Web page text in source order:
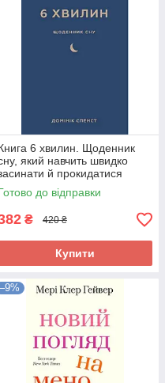
6 хвилин. Щоденник
який навчить швидко
й прокидатися
289454
до відправки
₴ 420 ₴
Купити
–9%